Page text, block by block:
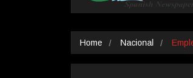
Home Nacional